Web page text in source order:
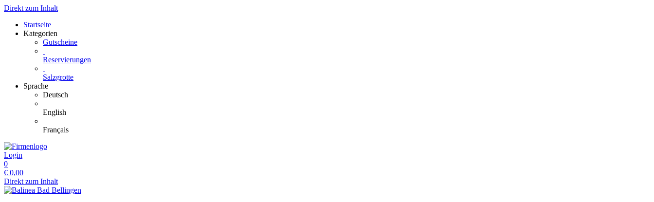
Direkt zum Inhalt
Startseite
Kategorien
Gutscheine
Reservierungen
Salzgrotte
Sprache
Deutsch
English
Français
Login
0
€ 0,00
Direkt zum Inhalt